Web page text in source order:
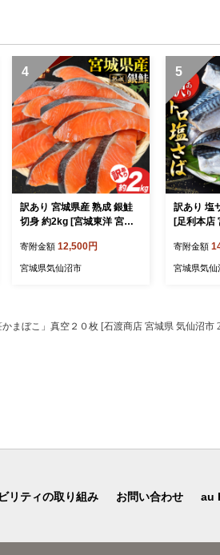
4
訳あり 宮城県産 熟成 銀鮭
切身 約2kg [宮城東洋 宮城
海鮮 魚介類 国産 さけ 鮭 甘
口 サケ 鮭切身 シャケ 切り
寄附金額 12,500円
宮城県気仙沼市
5
訳あり 塩
[足利本店
容量 サバ
レ サバフ
寄附金額
宮城県気仙
まぼこ」真空２０枚 [石渡商店 宮城県 気仙沼市
リティの取り組み お問い合わせ au